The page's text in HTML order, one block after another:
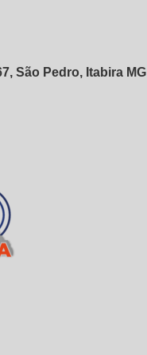
São Pedro, Itabira MG